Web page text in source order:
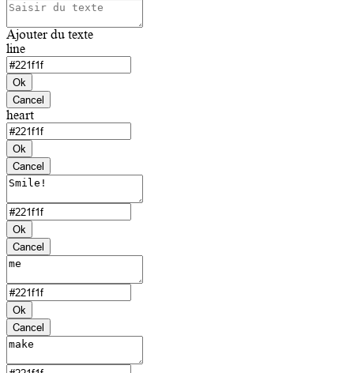
Ajouter du texte
line
Ok
Cancel
heart
Ok
Cancel
Ok
Cancel
Ok
Cancel